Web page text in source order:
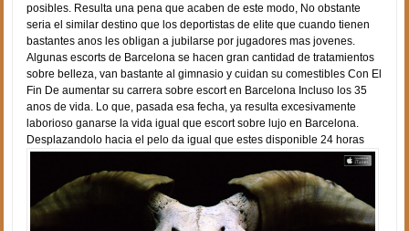
posibles. Resulta una pena que acaben de este modo, No obstante
seri­a el similar destino que los deportistas de elite que cuando tienen
bastantes anos les obligan a jubilarse por jugadores mas jovenes.
Algunas escorts de Barcelona se hacen gran cantidad de tratamientos
sobre belleza, van bastante al gimnasio y cuidan su comestibles Con El
Fin De aumentar su carrera sobre escort en Barcelona Incluso los 35
anos de vida. Lo que, pasada esa fecha, ya resulta excesivamente
laborioso ganarse la vida igual que escort sobre lujo en Barcelona.
Desplazandolo hacia el pelo da igual que estes disponible 24 horas